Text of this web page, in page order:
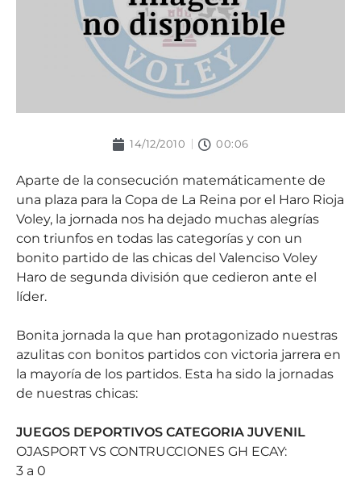
14/12/2010 00:06
Aparte de la consecución matemáticamente de
una plaza para la Copa de La Reina por el Haro Rioja
Voley, la jornada nos ha dejado muchas alegrías
con triunfos en todas las categorías y con un
bonito partido de las chicas del Valenciso Voley
Haro de segunda división que cedieron ante el
líder.
Bonita jornada la que han protagonizado nuestras
azulitas con bonitos partidos con victoria jarrera en
la mayoría de los partidos. Esta ha sido la jornadas
de nuestras chicas:
JUEGOS DEPORTIVOS CATEGORIA JUVENIL
OJASPORT VS CONTRUCCIONES GH ECAY:
3 a 0